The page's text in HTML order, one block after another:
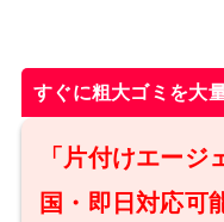
すぐに粗大ゴミを大
「片付けエー
国・即日対応可